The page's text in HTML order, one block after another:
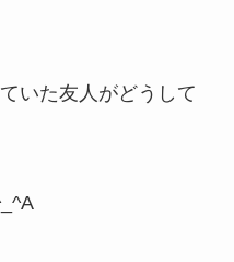
いた友人がどうして